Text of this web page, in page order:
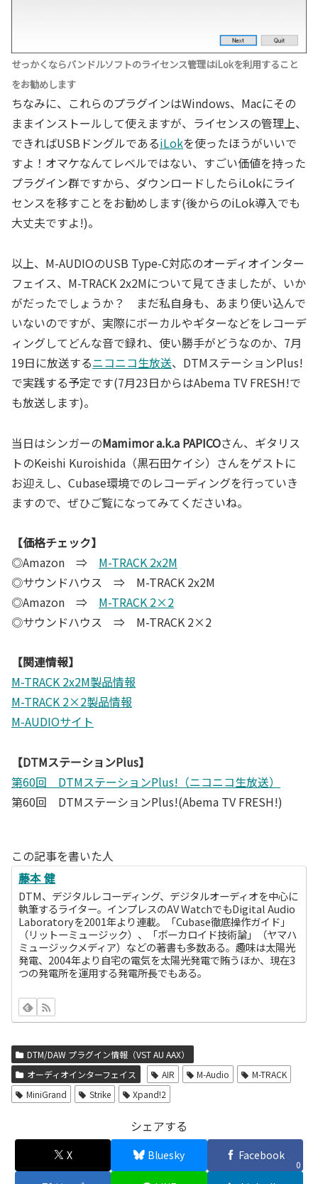
せっかくならバンドルソフトのライセンス管理はiLokを利用すること
をお勧めします
ちなみに、これらのプラグインはWindows、Macにその
ままインストールして使えますが、ライセンスの管理上、
できればUSBドングルであるiLokを使ったほうがいいで
すよ！オマケなんてレベルではない、すごい価値を持った
プラグイン群ですから、ダウンロードしたらiLokにライ
センスを移すことをお勧めします(後からのiLok導入でも
大丈夫ですよ!)。
以上、M-AUDIOのUSB Type-C対応のオーディオインター
フェイス、M-TRACK 2x2Mについて見てきましたが、いか
がだったでしょうか？ まだ私自身も、あまり使い込んで
いないのですが、実際にボーカルやギターなどをレコーデ
ィングしてどんな音で録れ、使い勝手がどうなのか、7月
19日に放送するニコニコ生放送、DTMステーションPlus!
で実践する予定です(7月23日からはAbema TV FRESH!で
も放送します)。
当日はシンガーのMamimor a.k.a PAPICOさん、ギタリス
トのKeishi Kuroishida（黒石田ケイシ）さんをゲストに
お迎えし、Cubase環境でのレコーディングを行っていき
ますので、ぜひご覧になってみてくださいね。
【価格チェック】
◎Amazon ⇒ M-TRACK 2x2M
◎サウンドハウス ⇒ M-TRACK 2x2M
◎Amazon ⇒ M-TRACK 2×2
◎サウンドハウス ⇒ M-TRACK 2×2
【関連情報】
M-TRACK 2x2M製品情報
M-TRACK 2×2製品情報
M-AUDIOサイト
【DTMステーションPlus】
第60回 DTMステーションPlus!（ニコニコ生放送）
第60回 DTMステーションPlus!(Abema TV FRESH!)
この記事を書いた人
藤本 健
DTM、デジタルレコーディング、デジタルオーディオを中心に
執筆するライター。インプレスのAV WatchでもDigital Audio
Laboratoryを2001年より連載。「Cubase徹底操作ガイド」
（リットーミュージック）、「ボーカロイド技術論」（ヤマハ
ミュージックメディア）などの著書も多数ある。趣味は太陽光
発電、2004年より自宅の電気を太陽光発電で賄うほか、現在3
つの発電所を運用する発電所長でもある。
DTM/DAW プラグイン情報（VST AU AAX）
オーディオインターフェイス
AIR M-Audio
M-TRACK
MiniGrand
Strike Xpand!2
シェアする
X Bluesky Facebook
0